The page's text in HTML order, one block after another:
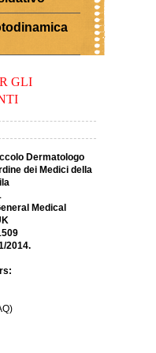
GLI
Dermatologo
dei Medici della
Medical
2014.